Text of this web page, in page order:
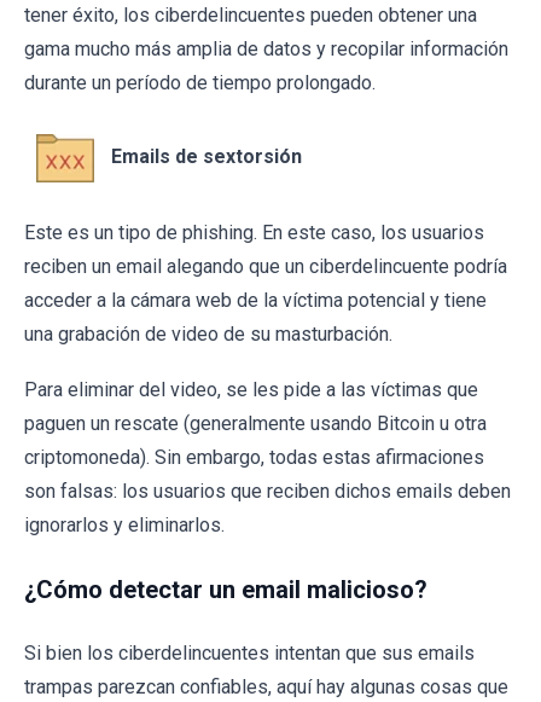
tener éxito, los ciberdelincuentes pueden obtener una
gama mucho más amplia de datos y recopilar información
durante un período de tiempo prolongado.
Emails de sextorsión
Este es un tipo de phishing. En este caso, los usuarios
reciben un email alegando que un ciberdelincuente podría
acceder a la cámara web de la víctima potencial y tiene
una grabación de video de su masturbación.
Para eliminar del video, se les pide a las víctimas que
paguen un rescate (generalmente usando Bitcoin u otra
criptomoneda). Sin embargo, todas estas afirmaciones
son falsas: los usuarios que reciben dichos emails deben
ignorarlos y eliminarlos.
¿Cómo detectar un email malicioso?
Si bien los ciberdelincuentes intentan que sus emails
trampas parezcan confiables, aquí hay algunas cosas que